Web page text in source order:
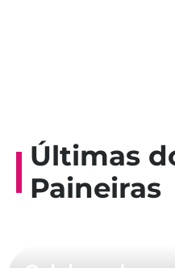
Últimas
Paineiras